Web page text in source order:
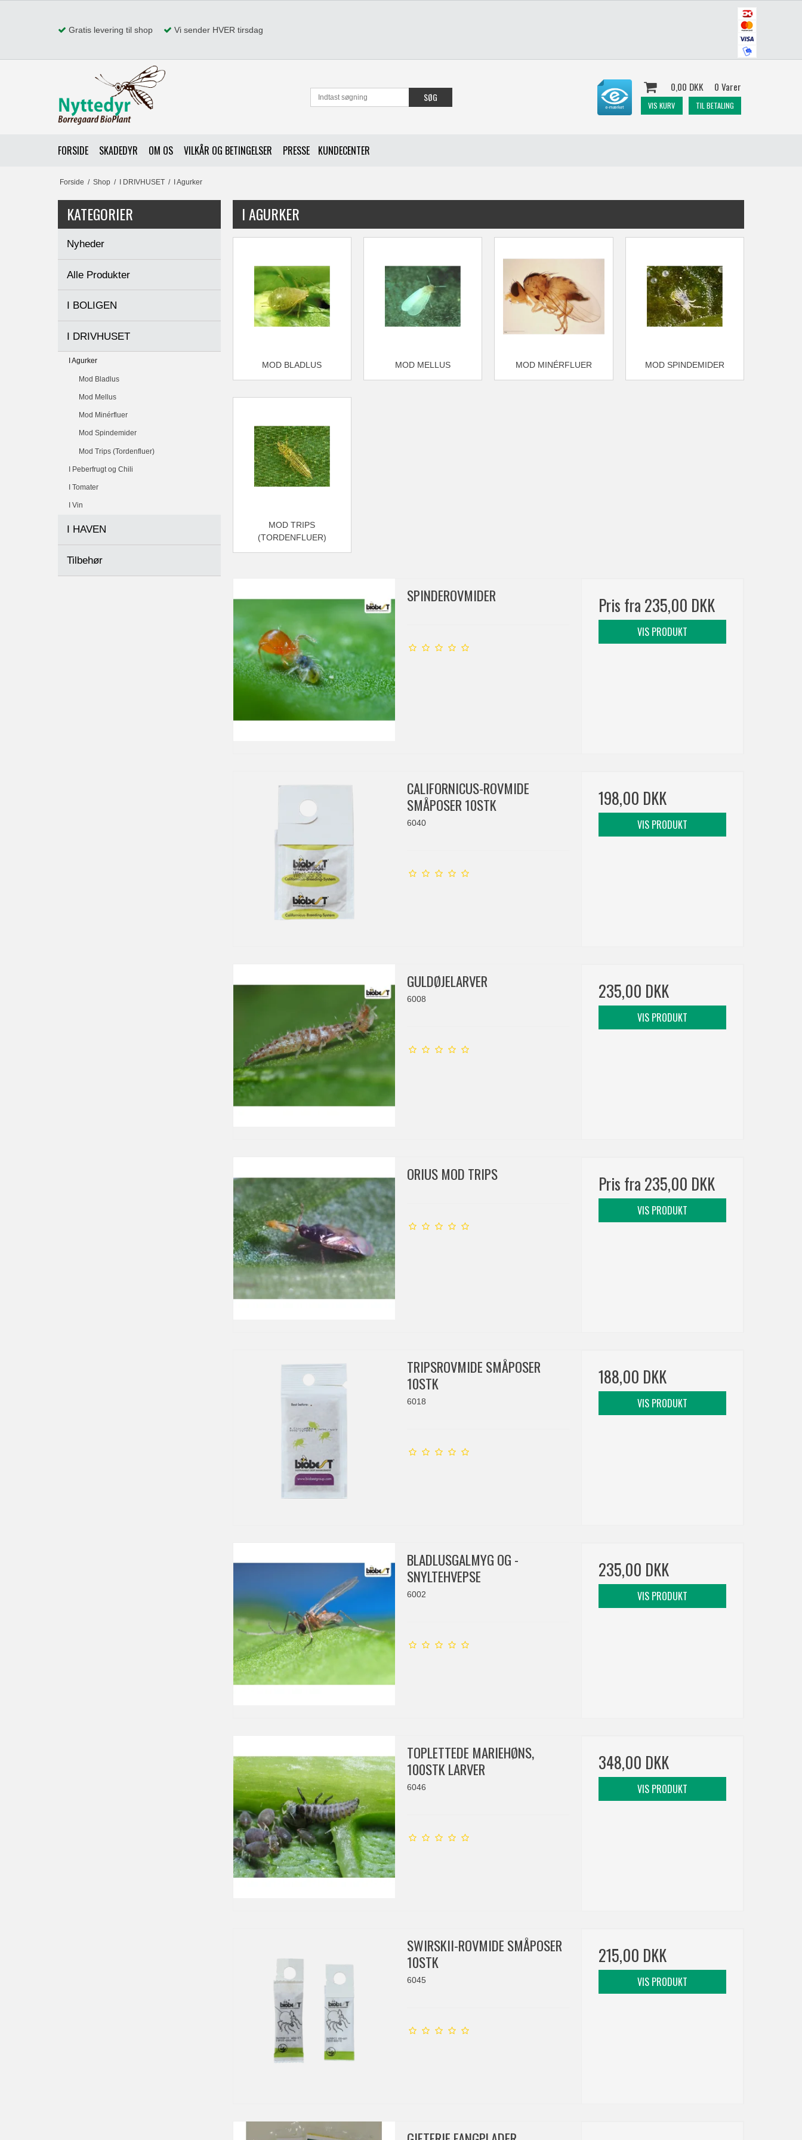
Gratis levering til shop Vi sender HVER tirsdag
SØG
0,00 DKK 0 Varer
VIS KURV TIL BETALING
FORSIDE SKADEDYR OM OS VILKÅR OG BETINGELSER PRESSE KUNDECENTER
Forside / Shop / I DRIVHUSET / I Agurker
KATEGORIER
Nyheder
Alle Produkter
I BOLIGEN
I DRIVHUSET
I Agurker
Mod Bladlus
Mod Mellus
Mod Minérfluer
Mod Spindemider
Mod Trips (Tordenfluer)
I Peberfrugt og Chili
I Tomater
I Vin
I HAVEN
Tilbehør
I AGURKER
MOD BLADLUS MOD MELLUS MOD MINÉRFLUER MOD SPINDEMIDER
MOD TRIPS
(TORDENFLUER)
SPINDEROVMIDER Pris fra 235,00 DKK
VIS PRODUKT
CALIFORNICUS-ROVMIDE
SMÅPOSER 10STK
6040
198,00 DKK
VIS PRODUKT
GULDØJELARVER
6008 235,00 DKK
VIS PRODUKT
ORIUS MOD TRIPS Pris fra 235,00 DKK
VIS PRODUKT
TRIPSROVMIDE SMÅPOSER
10STK
6018
188,00 DKK
VIS PRODUKT
BLADLUSGALMYG OG -
SNYLTEHVEPSE
6002
235,00 DKK
VIS PRODUKT
TOPLETTEDE MARIEHØNS,
100STK LARVER
6046
348,00 DKK
VIS PRODUKT
SWIRSKII-ROVMIDE SMÅPOSER
10STK
6045
215,00 DKK
VIS PRODUKT